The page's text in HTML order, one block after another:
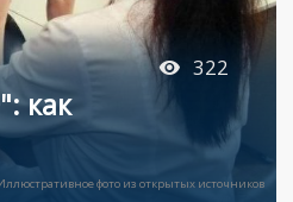
322
как
фото из открытых источников